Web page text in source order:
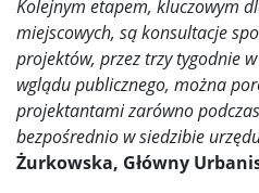
Kolejnym etapem, kluczowym
miejscowych, są konsultacje
projektów, przez trzy tygodnie
wglądu publicznego, można
projektantami zarówno
bezpośrednio w siedzibie
Żurkowska, Główny